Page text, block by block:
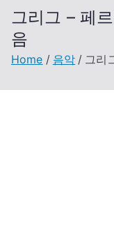
그리그 – 페
음
Home 음악 그리